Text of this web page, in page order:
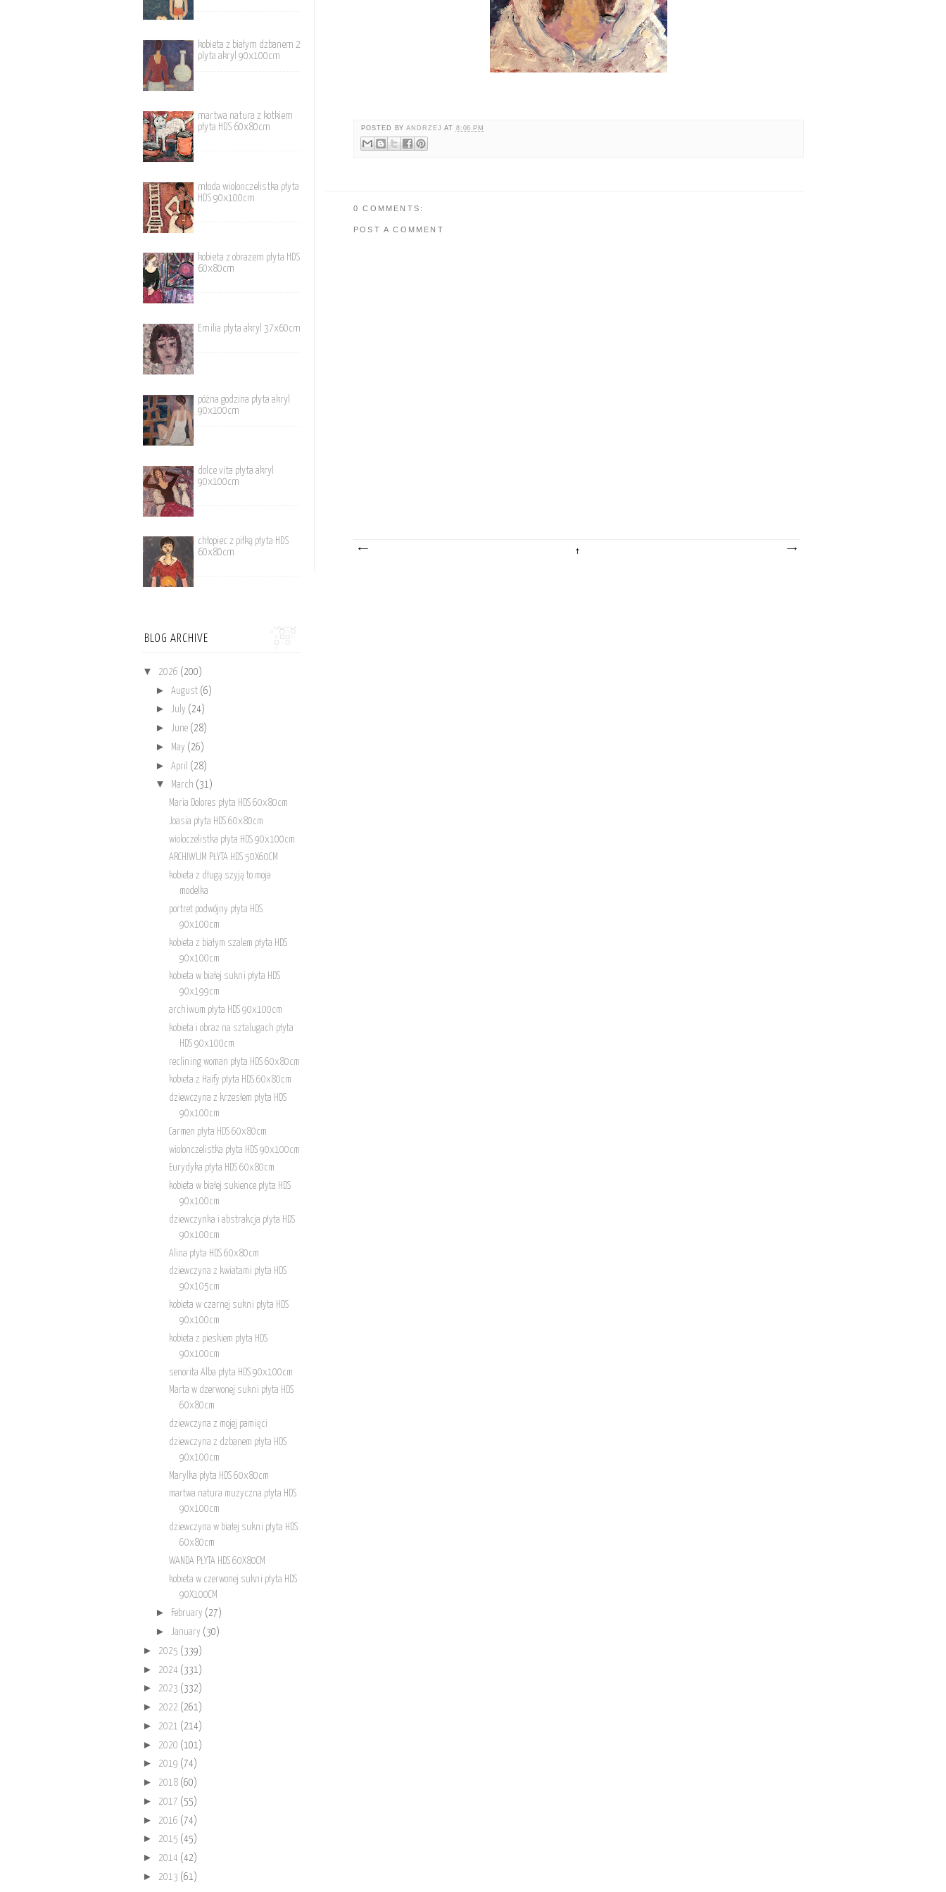
POSTED BYANDRZEJ AT 8:06 PM
0 COMMENTS:
POST A COMMENT
kobieta z białym dzbanem 2
plyta akryl 90x100cm
martwa natura z kotkiem
płyta HDS 60x80cm
młoda wiolonczelistka płyta
HDS 90x100cm
kobieta z obrazem płyta HDS
60x80cm
Emilia płyta akryl 37x60cm
póżna godzina płyta akryl
90x100cm
dolce vita płyta akryl
90x100cm
chłopiec z piłką płyta HDS
60x80cm
BLOG ARCHIVE
▼ 2026 (200)
► August (6)
► July (24)
► June (28)
► May (26)
► April (28)
▼ March (31)
Maria Dolores płyta HDS 60x80cm
Joasia płyta HDS 60x80cm
wioloczelistka płyta HDS 90x100cm
ARCHIWUM PŁYTA HDS 50X60CM
kobieta z długą szyją to moja
modelka
portret podwójny płyta HDS
90x100cm
kobieta z białym szalem płyta HDS
90x100cm
kobieta w białej sukni płyta HDS
90x199cm
archiwum płyta HDS 90x100cm
kobieta i obraz na sztalugach płyta
HDS 90x100cm
reclining woman płyta HDS 60x80cm
kobieta z Haify płyta HDS 60x80cm
dziewczyna z krzesłem płyta HDS
90x100cm
Carmen płyta HDS 60x80cm
wiolonczelistka płyta HDS 90x100cm
Eurydyka płyta HDS 60x80cm
kobieta w białej sukience płyta HDS
90x100cm
dziewczynka i abstrakcja płyta HDS
90x100cm
Alina płyta HDS 60x80cm
dziewczyna z kwiatami płyta HDS
90x105cm
kobieta w czarnej sukni płyta HDS
90x100cm
kobieta z pieskiem płyta HDS
90x100cm
senorita Alba płyta HDS 90x100cm
Marta w dzerwonej sukni płyta HDS
60x80cm
dziewczyna z mojej pamięci
dziewczyna z dzbanem płyta HDS
90x100cm
Marylka płyta HDS 60x80cm
martwa natura muzyczna płyta HDS
90x100cm
dziewczyna w białej sukni płyta HDS
60x80cm
WANDA PŁYTA HDS 60X80CM
kobieta w czerwonej sukni płyta HDS
90X100CM
► February (27)
► January (30)
► 2025 (339)
► 2024 (331)
► 2023 (332)
► 2022 (261)
► 2021 (214)
► 2020 (101)
► 2019 (74)
► 2018 (60)
► 2017 (55)
► 2016 (74)
► 2015 (45)
► 2014 (42)
► 2013 (61)